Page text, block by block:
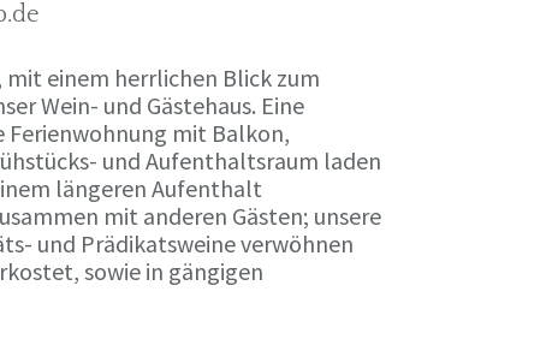
einem herrlichen Blick zum
Wein- und Gästehaus. Eine
mit Balkon,
und Aufenthaltsraum laden
längeren Aufenthalt
mit anderen Gästen; unsere
und Prädikatsweine verwöhnen
sowie in gängigen